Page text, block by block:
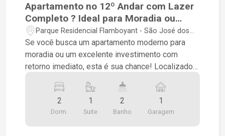
Apartamento no 12º Andar com Lazer
Completo ? Ideal para Moradia ou
Investimento
Parque Residencial Flamboyant - São José dos
Campos/SP
Se você busca um apartamento moderno para
moradia ou um excelente investimento com
retorno imediato, esta é sua chance! Localizado
imóvel oferece 57 m² bem distribuídos com 2
dormitórios (sendo 1 suíte), vaga coberta , e uma
estrutura de condomínio completo: Piscina
2
Dorm.
1
Suite
2
Banho
1
Garagem